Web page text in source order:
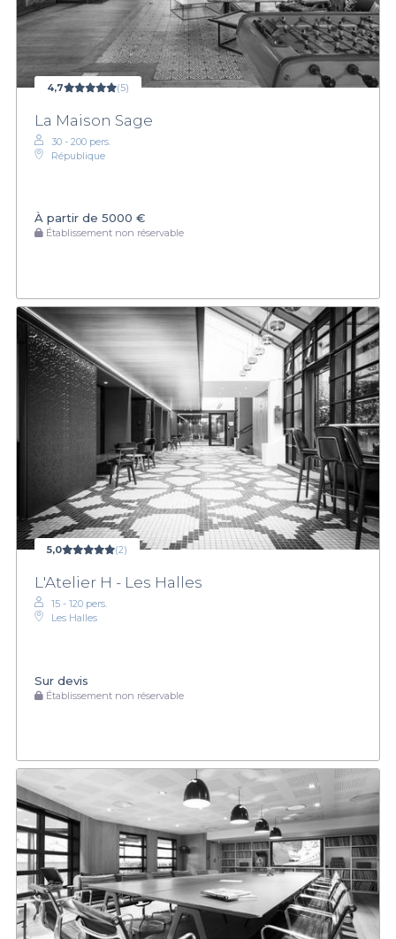
4,7 (5)
La Maison Sage
30 - 200 pers.
République
À partir de 5000 €
Établissement non réservable
5,0 (2)
L'Atelier H - Les Halles
15 - 120 pers.
Les Halles
Sur devis
Établissement non réservable